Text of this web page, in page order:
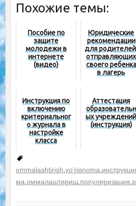
Похожие темы:
Пособие по
защите
молодежи в
интернете
(видео)
Юридические
рекомендации
для
отправляющих
своего ребенка
в лагерь
Инструкция по
включению
критериальног
о журнала в
настройке
класса
Аттестация
образовательн
ых учреждений
(инструкция)
ommalashtirish,yo'riqnoma,
ма,оммалаштириш,популяризация,